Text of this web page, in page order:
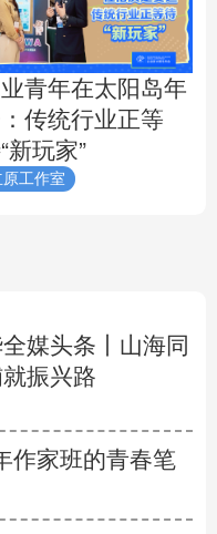
青年在太阳岛年
传统行业正等
新玩家”
原工作室
媒头条丨 山海同
振兴路
作家班的青春笔